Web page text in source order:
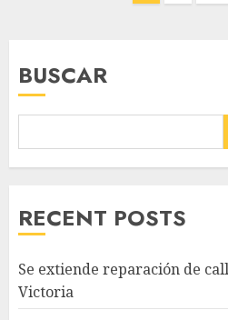
BUSCAR
RECENT POSTS
Se extiende reparación de
Victoria